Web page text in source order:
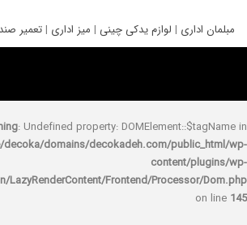
|لوازم یدکی چینی|میز اداری| تعمیر صندلی اداری
Warning: Undefined property:
/home/decoka/domains/decokadeh.com/
LazyRenderContent/Frontend/